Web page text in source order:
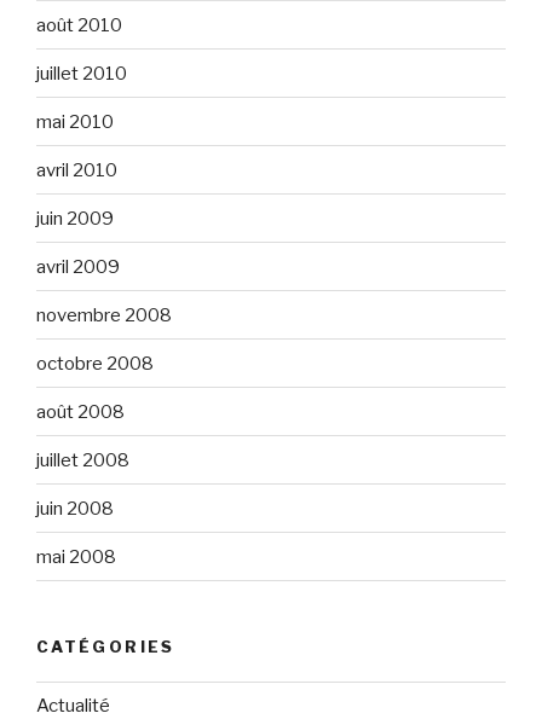
août 2010
juillet 2010
mai 2010
avril 2010
juin 2009
avril 2009
novembre 2008
octobre 2008
août 2008
juillet 2008
juin 2008
mai 2008
CATÉGORIES
Actualité